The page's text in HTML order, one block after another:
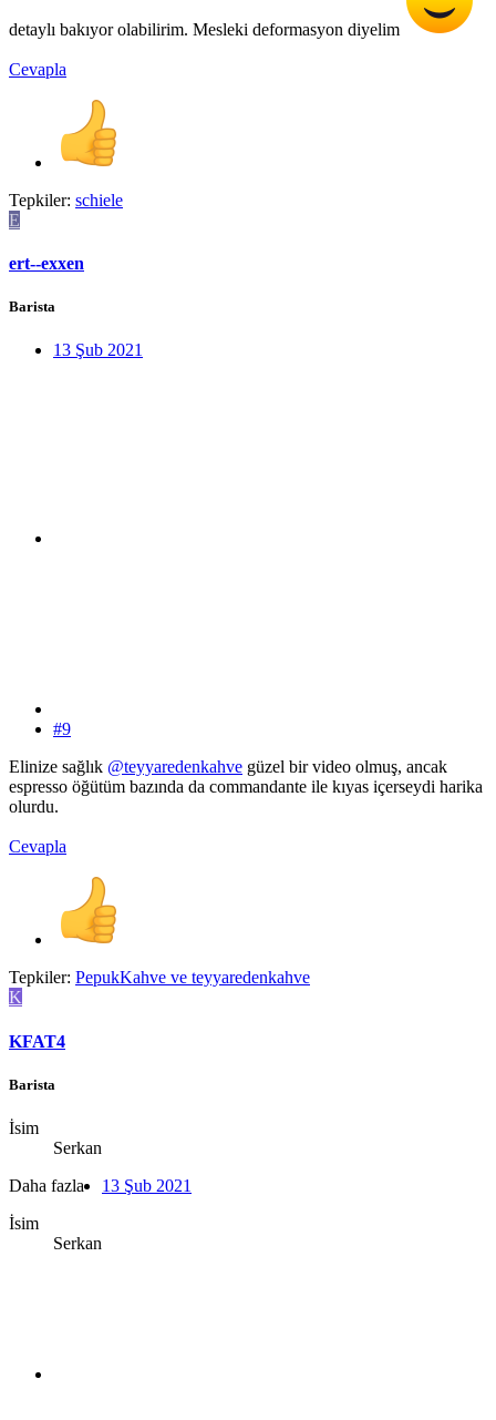
detaylı bakıyor olabilirim. Mesleki deformasyon diyelim
Cevapla
Tepkiler: schiele
E
ert--exxen
Barista
13 Şub 2021
#9
Elinize sağlık @teyyaredenkahve güzel bir video olmuş, ancak
espresso öğütüm bazında da commandante ile kıyas içerseydi harika
olurdu.
Cevapla
Tepkiler: PepukKahve ve teyyaredenkahve
K
KFAT4
Barista
İsim
Serkan
Daha fazla
İsim
Serkan
13 Şub 2021